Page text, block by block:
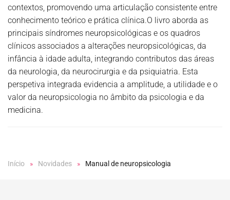
contextos, promovendo uma articulação consistente entre
conhecimento teórico e prática clínica.O livro aborda as
principais síndromes neuropsicológicas e os quadros
clínicos associados a alterações neuropsicológicas, da
infância à idade adulta, integrando contributos das áreas
da neurologia, da neurocirurgia e da psiquiatria. Esta
perspetiva integrada evidencia a amplitude, a utilidade e o
valor da neuropsicologia no âmbito da psicologia e da
medicina.
Início Novidades Manual de neuropsicologia